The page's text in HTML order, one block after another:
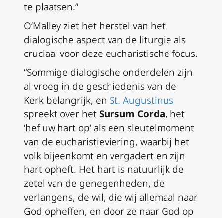
te plaatsen.”
O’Malley ziet het herstel van het
dialogische aspect van de liturgie als
cruciaal voor deze eucharistische focus.
“Sommige dialogische onderdelen zijn
al vroeg in de geschiedenis van de
Kerk belangrijk, en St. Augustinus
spreekt over hetSursum Corda, het
‘hef uw hart op’ als een sleutelmoment
van de eucharistieviering, waarbij het
volk bijeenkomt en vergadert en zijn
hart opheft. Het hart is natuurlijk de
zetel van de genegenheden, de
verlangens, de wil, die wij allemaal naar
God opheffen, en door ze naar God op